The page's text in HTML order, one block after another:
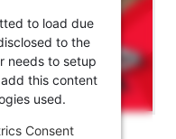
to load due
to the
needs to setup
this content
used.
Consent